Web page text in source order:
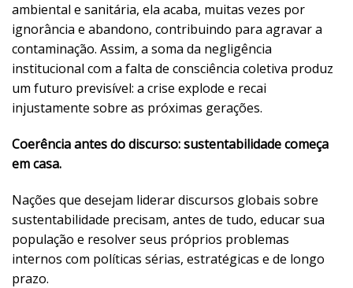
ambiental e sanitária, ela acaba, muitas vezes por
ignorância e abandono, contribuindo para agravar a
contaminação. Assim, a soma da negligência
institucional com a falta de consciência coletiva produz
um futuro previsível: a crise explode e recai
injustamente sobre as próximas gerações.
Coerência antes do discurso: sustentabilidade começa
em casa.
Nações que desejam liderar discursos globais sobre
sustentabilidade precisam, antes de tudo, educar sua
população e resolver seus próprios problemas
internos com políticas sérias, estratégicas e de longo
prazo.